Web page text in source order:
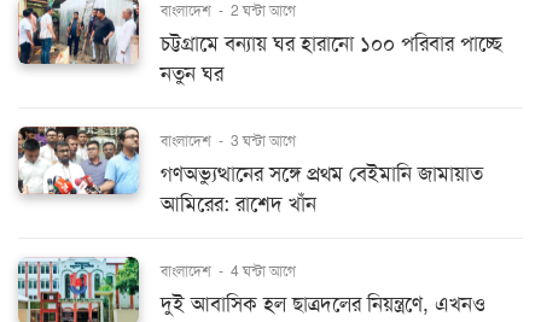
বাংলাদেশ - 2 ঘন্টা আগে
চট্টগ্রামে বন্যায় ঘর হারানো ১০০ পরিবার পাচ্ছে
নতুন ঘর
বাংলাদেশ - 3 ঘন্টা আগে
গণঅভ্যুত্থানের সঙ্গে প্রথম বেইমানি জামায়াত
আমিরের: রাশেদ খাঁন
বাংলাদেশ - 4 ঘন্টা আগে
দুই আবাসিক হল ছাত্রদলের নিয়ন্ত্রণে, এখনও